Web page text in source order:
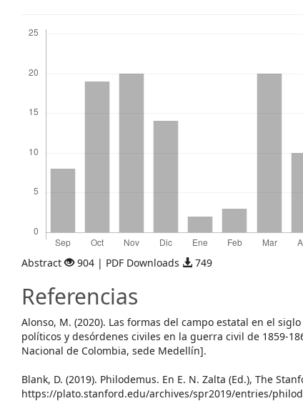
Abstract 904 | PDF Downloads 749
Referencias
Alonso, M. (2020). Las formas del campo estatal en el
políticos y desórdenes civiles en la guerra civil de 1859-
Nacional de Colombia, sede Medellín].
Blank, D. (2019). Philodemus. En E. N. Zalta (Ed.), The
https://plato.stanford.edu/archives/spr2019/entries/